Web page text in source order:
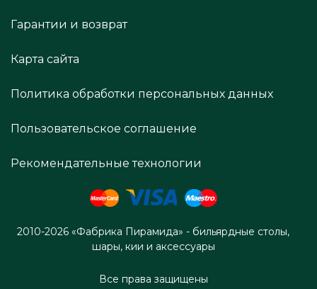
Гарантии и возврат
Карта сайта
Политика обработки персональных данных
Пользовательское соглашение
Рекомендательные технологии
2010-2026 «Фабрика Пирамида» - бильярдные столы,
шары, кии и аксессуары
Все права защищены